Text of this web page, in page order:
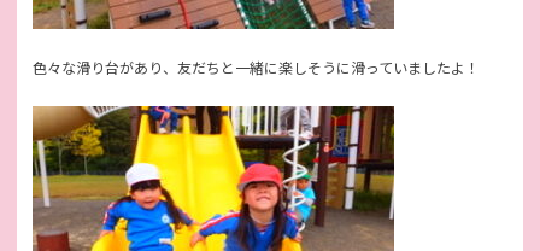
色々な滑り台があり、友だちと一緒に楽しそうに滑っていましたよ！